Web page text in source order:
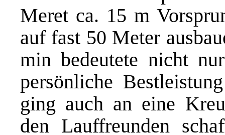
Meret ca. 15 m
auf fast 50 Meter
min bedeutete nicht
persönliche
ging auch an eine
den Lauffreunden